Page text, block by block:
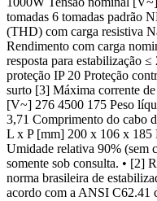
tomadas 6 tomadas padrão
(THD) com carga resistiva
Rendimento com carga
resposta para estabilização
proteção IP 20 Proteção
surto [3] Máxima corrente
[V~] 276 4500 175 Peso
3,71 Comprimento do cabo
L x P [mm] 200 x 106 x 185
Umidade relativa 90% (sem
somente sob consulta. • [2]
norma brasileira de
acordo com a ANSI C62.41